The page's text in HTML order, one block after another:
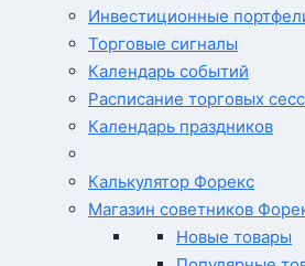
Инвестиционные
Торговые сигналы
Календарь событий
Расписание торговых
Календарь праздников
Калькулятор Форекс
Магазин советников
Новые товары